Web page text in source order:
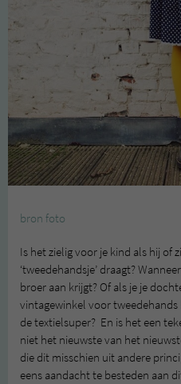
bron foto
Is het zielig voor je kind als hij of
‘tweedehandsje’ draagt?
broer aan krijgt? Of als je je
vintagewinkel voor
de textielsuper? En is het een
niet het nieuwste van het
die dit misschien uit andere
eens aandacht te besteden aan